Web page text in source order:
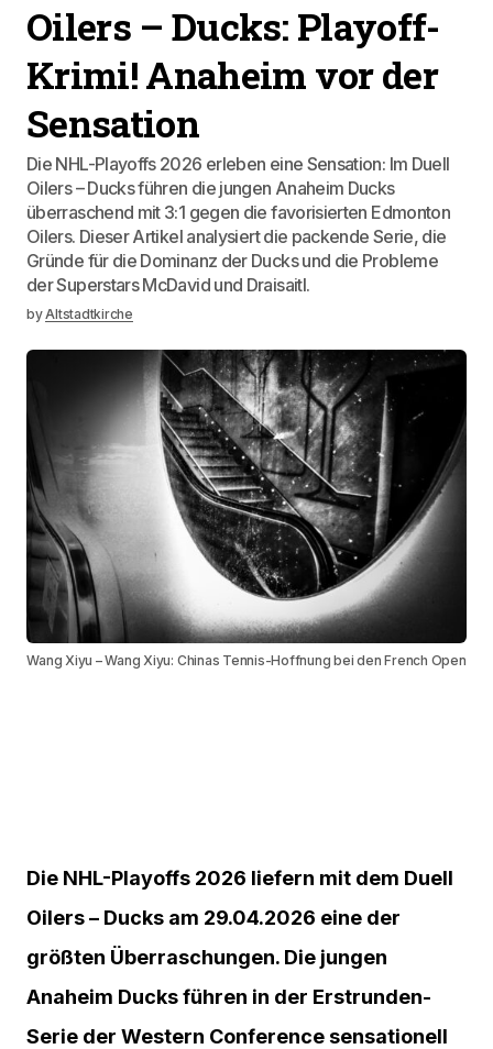
Oilers – Ducks: Playoff-
Krimi! Anaheim vor der
Sensation
Die NHL-Playoffs 2026 erleben eine Sensation: Im Duell
Oilers – Ducks führen die jungen Anaheim Ducks
überraschend mit 3:1 gegen die favorisierten Edmonton
Oilers. Dieser Artikel analysiert die packende Serie, die
Gründe für die Dominanz der Ducks und die Probleme
der Superstars McDavid und Draisaitl.
byAltstadtkirche
Wang Xiyu – Wang Xiyu: Chinas Tennis-Hoffnung bei den French Open
Die NHL-Playoffs 2026 liefern mit dem Duell
Oilers – Ducks am 29.04.2026 eine der
größten Überraschungen. Die jungen
Anaheim Ducks führen in der Erstrunden-
Serie der Western Conference sensationell